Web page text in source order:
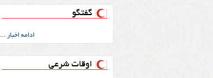
گفتگو
ادامه اخبار ...
اوقات شرعی